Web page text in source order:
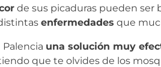
de sus picaduras pueden ser
enfermedades que
una solución muy
que te olvides de los